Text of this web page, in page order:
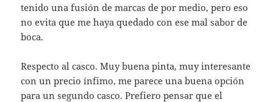
tenido una fusión de marcas de por medio, pero eso
no evita que me haya quedado con ese mal sabor de
boca.
Respecto al casco. Muy buena pinta, muy interesante
con un precio ínfimo, me parece una buena opción
para un segundo casco. Prefiero pensar que el